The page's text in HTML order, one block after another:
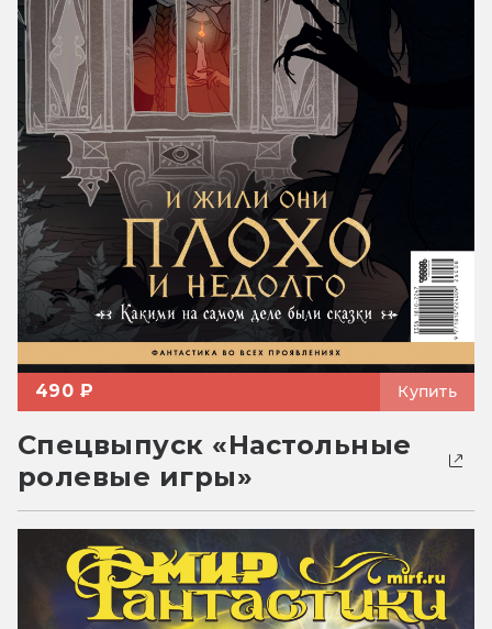
490 ₽ Купить
Спецвыпуск «Настольные
ролевые игры»